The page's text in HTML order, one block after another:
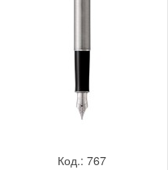
Код.: 767